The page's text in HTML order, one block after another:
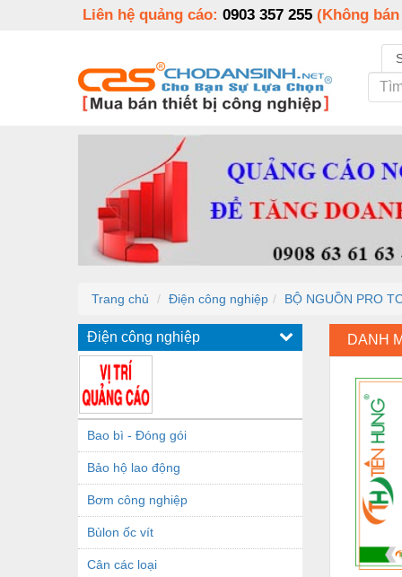
Liên hệ quảng cáo: 0903 357 255 (Không
Trang chủ Điện công nghiệp BỘ NGUỒN PRO
Điện công nghiệp
Bao bì - Đóng gói
Bảo hộ lao động
Bơm công nghiệp
Bùlon ốc vít
Cân các loại
DANH